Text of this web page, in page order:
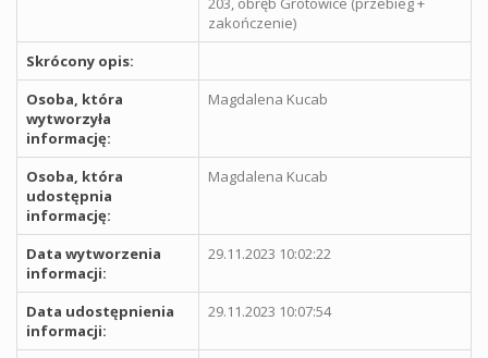
zakończenie)
Skrócony opis:
Osoba, która
wytworzyła
informację:
Magdalena Kucab
Osoba, która
udostępnia
informację:
Magdalena Kucab
Data wytworzenia
informacji:
29.11.2023 10:02:22
Data udostępnienia
informacji:
29.11.2023 10:07:54